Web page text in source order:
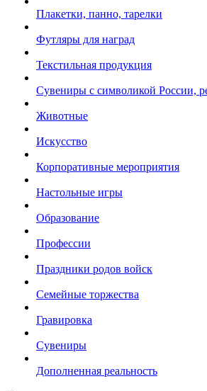
Плакетки, панно, тарелки
Футляры для наград
Текстильная продукция
Сувениры с символикой России,
Животные
Искусство
Корпоративные мероприятия
Настольные игры
Образование
Профессии
Праздники родов войск
Семейные торжества
Гравировка
Сувениры
Дополненная реальность